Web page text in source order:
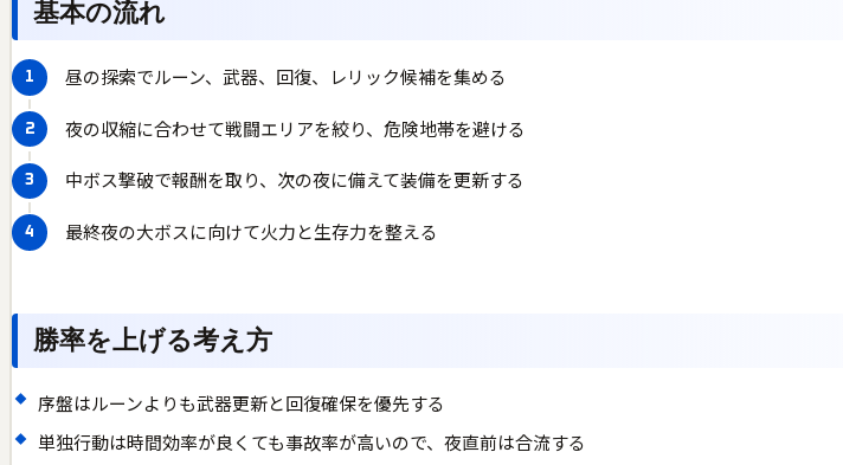
基本の流れ
昼の探索でルーン、武器、回復、レリック候補を集める
夜の収縮に合わせて戦闘エリアを絞り、危険地帯を避ける
中ボス撃破で報酬を取り、次の夜に備えて装備を更新する
最終夜の大ボスに向けて火力と生存力を整える
勝率を上げる考え方
序盤はルーンよりも武器更新と回復確保を優先する
単独行動は時間効率が良くても事故率が高いので、夜直前は合流する